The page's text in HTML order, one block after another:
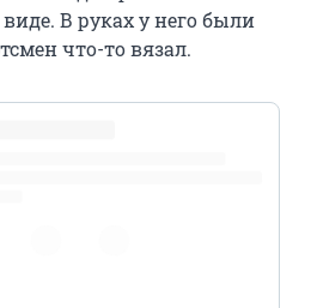
В руках у него были
что-то вязал.